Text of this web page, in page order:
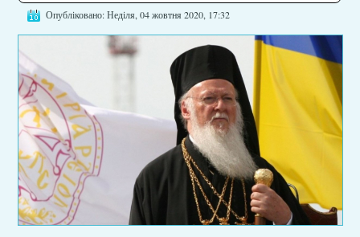
Опубліковано: Неділя, 04 жовтня 2020, 17:32